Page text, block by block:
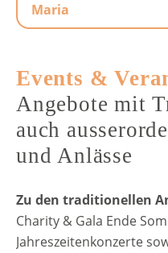
Maria
Events &
Angebote mit
auch
und Anlässe
Zu den traditionellen
Charity & Gala Ende
Jahreszeitenkonzerte